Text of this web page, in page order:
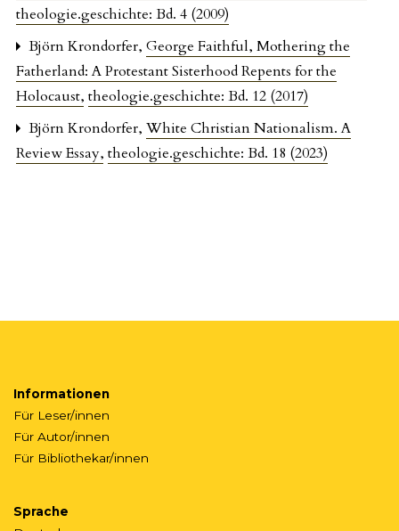
theologie.geschichte: Bd. 4 (2009)
Björn Krondorfer, George Faithful, Mothering the
Fatherland: A Protestant Sisterhood Repents for the
Holocaust, theologie.geschichte: Bd. 12 (2017)
Björn Krondorfer, White Christian Nationalism. A
Review Essay, theologie.geschichte: Bd. 18 (2023)
Informationen
Für Leser/innen
Für Autor/innen
Für Bibliothekar/innen
Sprache